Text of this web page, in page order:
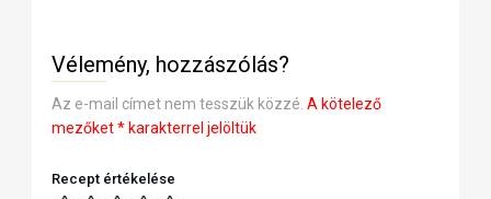
Vélemény, hozzászólás?
Az e-mail címet nem tesszük közzé. A kötelező
mezőket*karakterrel jelöltük
Recept értékelése